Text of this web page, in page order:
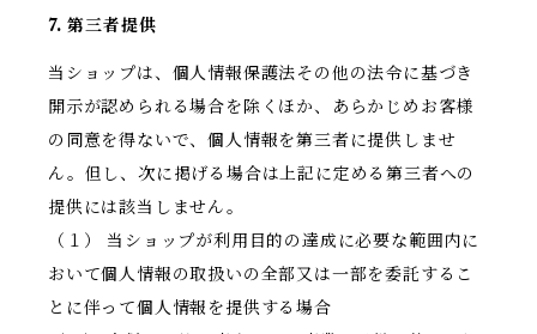
7. 第三者提供
当ショップは、個人情報保護法その他の法令に基づき
開示が認められる場合を除くほか、あらかじめお客様
の同意を得ないで、個人情報を第三者に提供しませ
ん。但し、次に掲げる場合は上記に定める第三者への
提供には該当しません。
（１） 当ショップが利用目的の達成に必要な範囲内に
おいて個人情報の取扱いの全部又は一部を委託するこ
とに伴って個人情報を提供する場合